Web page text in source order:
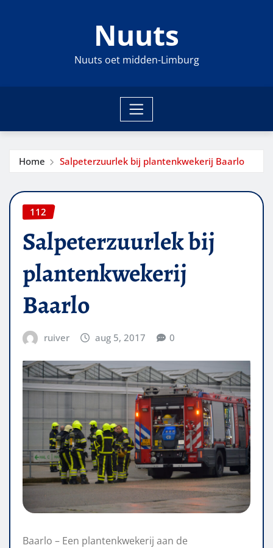
Nuuts
Nuuts oet midden-Limburg
Home Salpeterzuurlek bij plantenkwekerij Baarlo
112
Salpeterzuurlek bij
plantenkwekerij
Baarlo
ruiver aug 5, 2017 0
Baarlo – Een plantenkwekerij aan de